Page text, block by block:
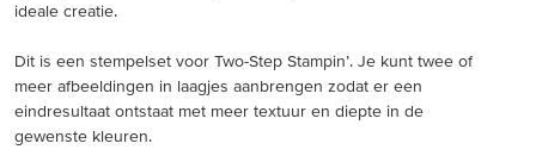
ideale creatie.
Dit is een stempelset voor Two-Step Stampin’. Je kunt twee of
meer afbeeldingen in laagjes aanbrengen zodat er een
eindresultaat ontstaat met meer textuur en diepte in de
gewenste kleuren.